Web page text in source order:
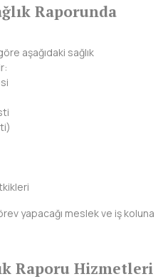
Raporunda
aşağıdaki sağlık
yapacağı meslek ve iş koluna
Raporu Hizmetleri